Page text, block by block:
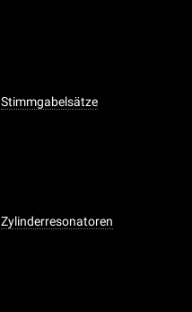
Stimmgabelsätze
Zylinderresonatoren